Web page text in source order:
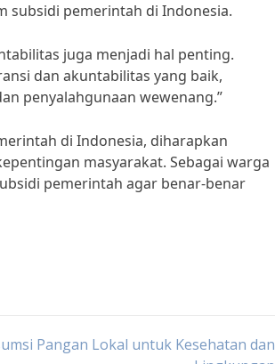
subsidi pemerintah di Indonesia.
juga menjadi hal penting.
dan akuntabilitas yang baik,
penyalahgunaan wewenang.”
di Indonesia, diharapkan
masyarakat. Sebagai warga
pemerintah agar benar-benar
Pangan Lokal untuk Kesehatan dan